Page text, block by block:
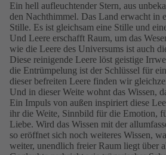
Ein hell aufleuchtender Stern, aus
den Nachthimmel. Das Land erwacht in
Stille. Es ist gleichsam eine Stille und
Und Leere erschafft Raum, um das
wie die Leere des Universums ist auch
Diese reinigende Leere löst geistige
die Entrümpelung ist der Schlüssel für
dieser befreiten Leere finden wir
Und in dieser Weite wohnt das Wissen,
Ein Impuls von außen inspiriert diese
ihr die Weite, Sinnbild für die Emotion,
Liebe. Wird das Wissen mit der
so eröffnet sich noch weiteres Wissen,
weiter, unendlich freier Raum liegt über